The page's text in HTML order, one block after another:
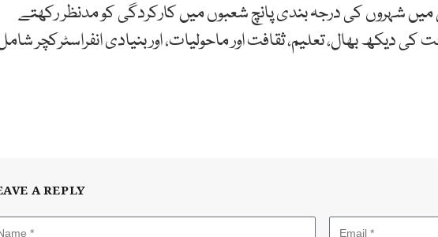
شہروں کی درجہ بندی پانچ شعبوں میں کارکردگی کو مدنظر رکھتے
بھال، تعلیم، ثقافت اور ماحولیات، اور بنیادی انفراسٹرکچر
A REPLY